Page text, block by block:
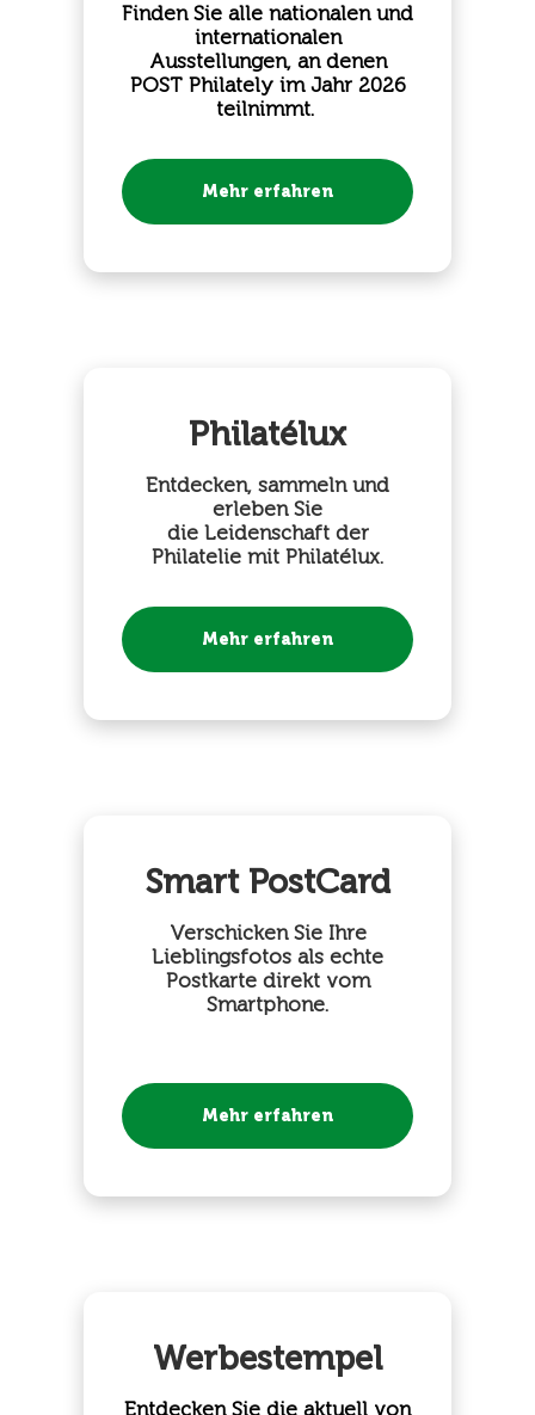
Finden Sie alle nationalen und
internationalen
Ausstellungen, an denen
POST Philately im Jahr 2026
teilnimmt.
Mehr erfahren
Philatélux
Entdecken, sammeln und
erleben Sie
die Leidenschaft der
Philatelie mit Philatélux.
Mehr erfahren
Smart PostCard
Verschicken Sie Ihre
Lieblingsfotos als echte
Postkarte direkt vom
Smartphone.
Mehr erfahren
Werbestempel
Entdecken Sie die aktuell von